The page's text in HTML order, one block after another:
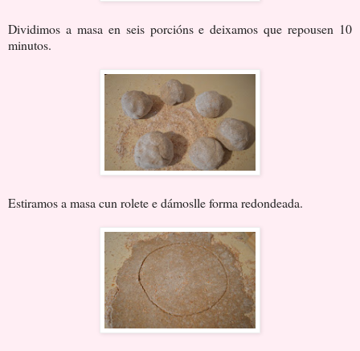
Dividimos a masa en seis porcións e deixamos que repousen 10
minutos.
Estiramos a masa cun rolete e dámoslle forma redondeada.